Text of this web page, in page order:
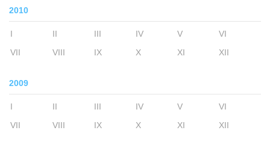
2010
I II III IV V
VI
VII
VIII IX X XI XII
2009
I II III IV V
VI
VII
VIII IX X XI XII